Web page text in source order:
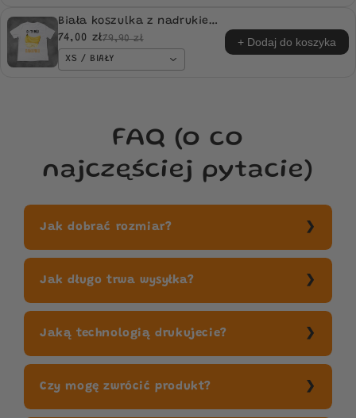
Biała koszulka z nadrukiem
Oh Ty Mój Bananku idealna
na PREZENT
74,00 zł79,90 zł
XS / BIAŁY
+ Dodaj do koszyka
FAQ (o co
najczęściej pytacie)
Jak dobrać rozmiar?
Jak długo trwa wysyłka?
Jaką technologią drukujecie?
Czy mogę zwrócić produkt?